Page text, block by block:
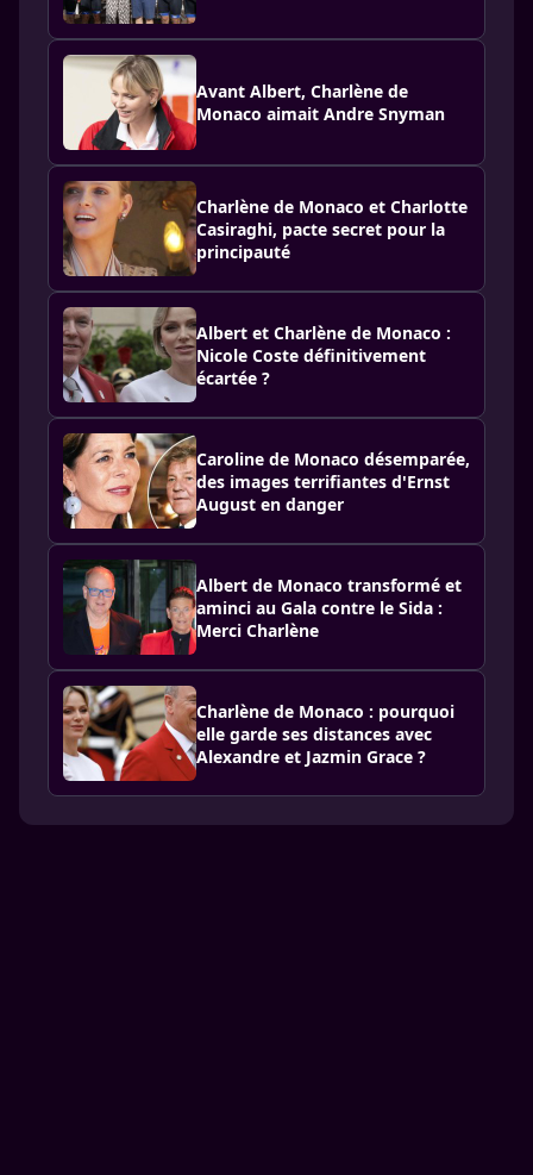
Avant Albert, Charlène de
Monaco aimait Andre Snyman
Charlène de Monaco et Charlotte
Casiraghi, pacte secret pour la
principauté
Albert et Charlène de Monaco :
Nicole Coste définitivement
écartée ?
Caroline de Monaco désemparée,
des images terrifiantes d'Ernst
August en danger
Albert de Monaco transformé et
aminci au Gala contre le Sida :
Merci Charlène
Charlène de Monaco : pourquoi
elle garde ses distances avec
Alexandre et Jazmin Grace ?